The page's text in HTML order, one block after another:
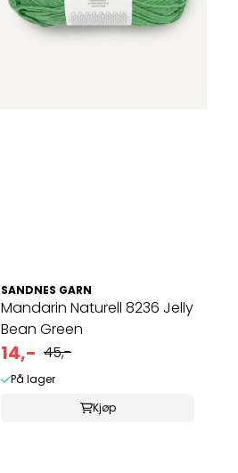
SANDNES GARN
Mandarin Naturell 8236 Jelly
Bean Green
14,- 45,-
På lager
Kjøp